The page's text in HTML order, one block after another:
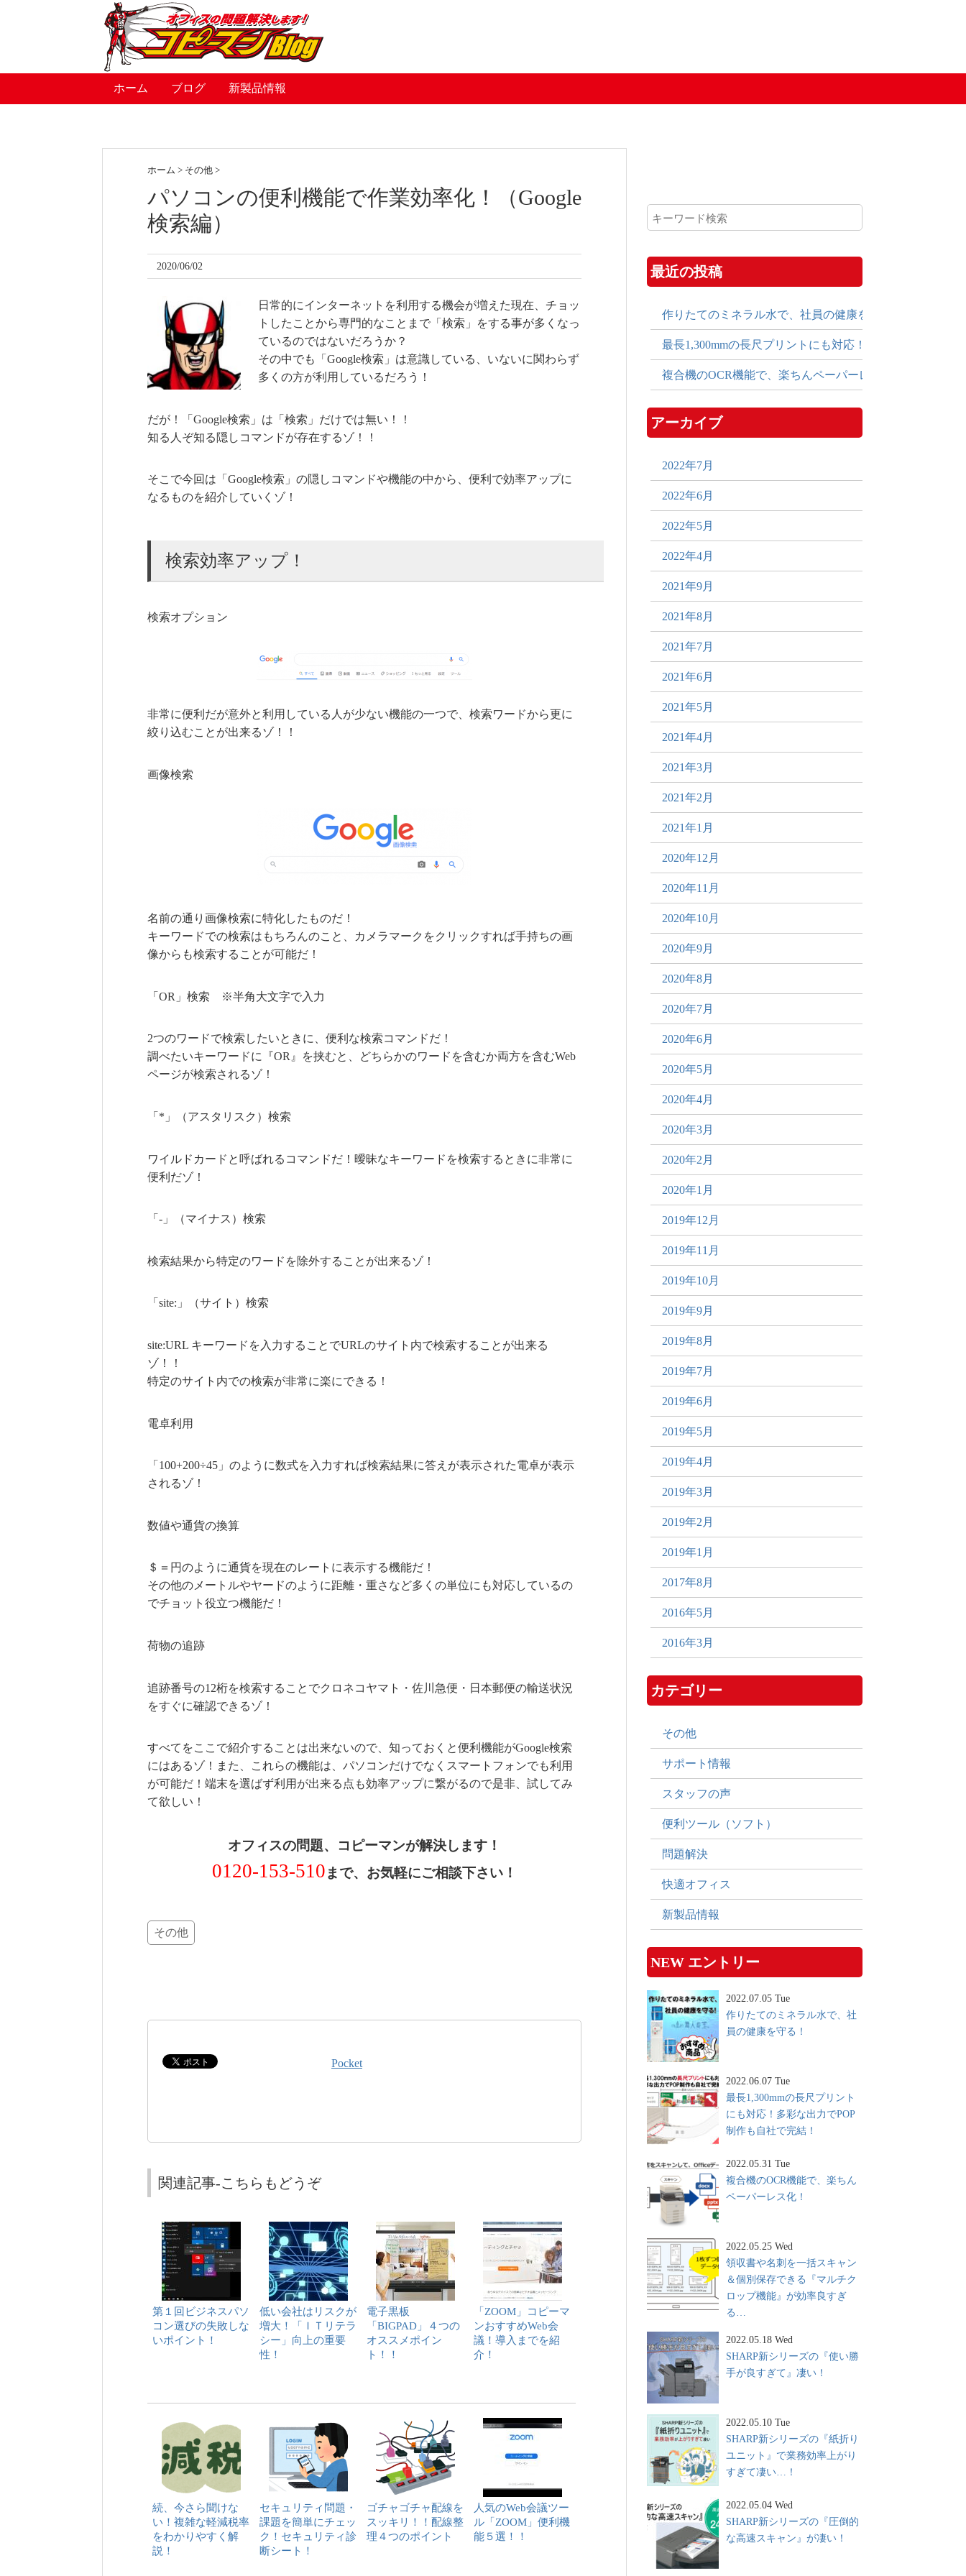
ホーム ブログ 新製品情報
ホーム > その他 >
パソコンの便利機能で作業効率化！（Google
検索編）
2020/06/02
日常的にインターネットを利用する機会が増えた現在、チョッ
トしたことから専門的なことまで「検索」をする事が多くなっ
ているのではないだろうか？
その中でも「Google検索」は意識している、いないに関わらず
多くの方が利用しているだろう！
だが！「Google検索」は「検索」だけでは無い！！
知る人ぞ知る隠しコマンドが存在するゾ！！
そこで今回は「Google検索」の隠しコマンドや機能の中から、便利で効率アップに
なるものを紹介していくゾ！
検索効率アップ！
検索オプション
非常に便利だが意外と利用している人が少ない機能の一つで、検索ワードから更に
絞り込むことが出来るゾ！！
画像検索
名前の通り画像検索に特化したものだ！
キーワードでの検索はもちろんのこと、カメラマークをクリックすれば手持ちの画
像からも検索することが可能だ！
「OR」検索 ※半角大文字で入力
2つのワードで検索したいときに、便利な検索コマンドだ！
調べたいキーワードに『OR』を挟むと、どちらかのワードを含むか両方を含むWeb
ページが検索されるゾ！
「*」（アスタリスク）検索
ワイルドカードと呼ばれるコマンドだ！曖昧なキーワードを検索するときに非常に
便利だゾ！
「-」（マイナス）検索
検索結果から特定のワードを除外することが出来るゾ！
「site:」（サイト）検索
site:URL キーワードを入力することでURLのサイト内で検索することが出来る
ゾ！！
特定のサイト内での検索が非常に楽にできる！
電卓利用
「100+200÷45」のように数式を入力すれば検索結果に答えが表示された電卓が表示
されるゾ！
数値や通貨の換算
＄＝円のように通貨を現在のレートに表示する機能だ！
その他のメートルやヤードのように距離・重さなど多くの単位にも対応しているの
でチョット役立つ機能だ！
荷物の追跡
追跡番号の12桁を検索することでクロネコヤマト・佐川急便・日本郵便の輸送状況
をすぐに確認できるゾ！
すべてをここで紹介することは出来ないので、知っておくと便利機能がGoogle検索
にはあるゾ！また、これらの機能は、パソコンだけでなくスマートフォンでも利用
が可能だ！端末を選ばず利用が出来る点も効率アップに繋がるので是非、試してみ
て欲しい！
オフィスの問題、コピーマンが解決します！
0120-153-510 まで、お気軽にご相談下さい！
その他
Pocket
関連記事-こちらもどうぞ
第１回ビジネスパソ
コン選びの失敗しな
いポイント！
低い会社はリスクが
増大！「ＩＴリテラ
シー」向上の重要
性！
電子黒板
「BIGPAD」４つの
オススメポイン
ト！！
「ZOOM」コピーマ
ンおすすめWeb会
議！導入までを紹
介！
続、今さら聞けな
い！複雑な軽減税率
をわかりやすく解
説！
セキュリティ問題・
課題を簡単にチェッ
ク！セキュリティ診
断シート！
ゴチャゴチャ配線を
スッキリ！！配線整
理４つのポイント
人気のWeb会議ツー
ル「ZOOM」便利機
能５選！！
最近の投稿
作りたてのミネラル水で、社員の健康を守る！
最長1,300mmの長尺プリントにも対応！多彩な出力でPOP
複合機のOCR機能で、楽ちんペーパーレス化！
アーカイブ
2022年7月
2022年6月
2022年5月
2022年4月
2021年9月
2021年8月
2021年7月
2021年6月
2021年5月
2021年4月
2021年3月
2021年2月
2021年1月
2020年12月
2020年11月
2020年10月
2020年9月
2020年8月
2020年7月
2020年6月
2020年5月
2020年4月
2020年3月
2020年2月
2020年1月
2019年12月
2019年11月
2019年10月
2019年9月
2019年8月
2019年7月
2019年6月
2019年5月
2019年4月
2019年3月
2019年2月
2019年1月
2017年8月
2016年5月
2016年3月
カテゴリー
その他
サポート情報
スタッフの声
便利ツール（ソフト）
問題解決
快適オフィス
新製品情報
NEW エントリー
2022.07.05 Tue
作りたてのミネラル水で、社
員の健康を守る！
2022.06.07 Tue
最長1,300mmの長尺プリント
にも対応！多彩な出力でPOP
制作も自社で完結！
2022.05.31 Tue
複合機のOCR機能で、楽ちん
ペーパーレス化！
2022.05.25 Wed
領収書や名刺を一括スキャン
＆個別保存できる『マルチク
ロップ機能』が効率良すぎ
る…
2022.05.18 Wed
SHARP新シリーズの『使い勝
手が良すぎて』凄い！
2022.05.10 Tue
SHARP新シリーズの『紙折り
ユニット』で業務効率上がり
すぎて凄い…！
2022.05.04 Wed
SHARP新シリーズの『圧倒的
な高速スキャン』が凄い！